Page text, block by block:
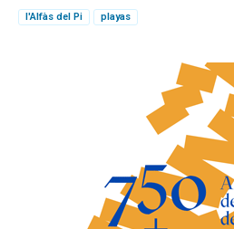
l'Alfàs del Pi
playas